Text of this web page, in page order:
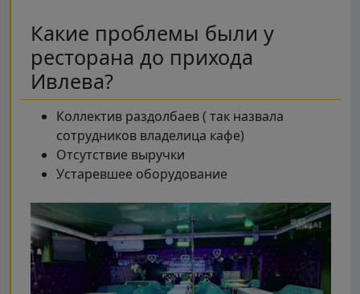
Какие проблемы были у
ресторана до прихода
Ивлева?
Коллектив раздолбаев ( так назвала
сотрудников владелица кафе)
Отсутствие выручки
Устаревшее оборудование